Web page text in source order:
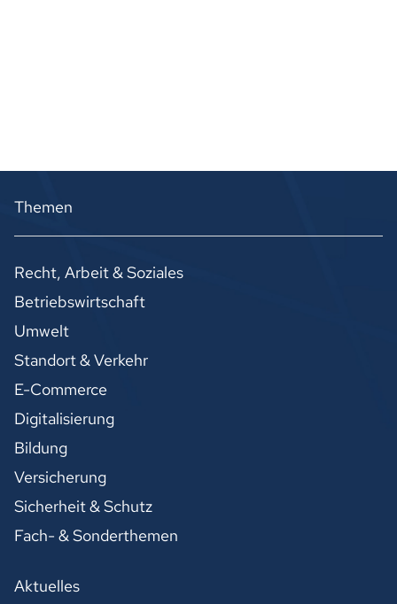
Themen
Recht, Arbeit & Soziales
Betriebswirtschaft
Umwelt
Standort & Verkehr
E-Commerce
Digitalisierung
Bildung
Versicherung
Sicherheit & Schutz
Fach- & Sonderthemen
Aktuelles